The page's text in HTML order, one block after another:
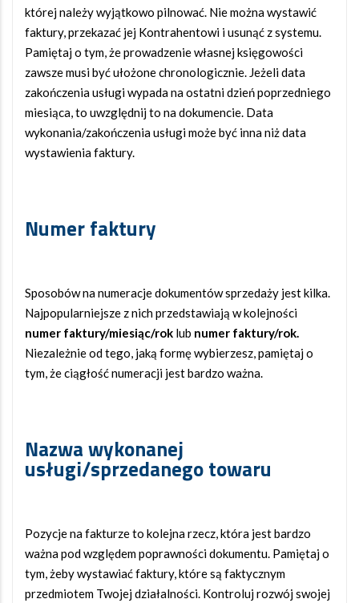
której należy wyjątkowo pilnować. Nie można wystawić
faktury, przekazać jej Kontrahentowi i usunąć z systemu.
Pamiętaj o tym, że prowadzenie własnej księgowości
zawsze musi być ułożone chronologicznie. Jeżeli data
zakończenia usługi wypada na ostatni dzień poprzedniego
miesiąca, to uwzględnij to na dokumencie. Data
wykonania/zakończenia usługi może być inna niż data
wystawienia faktury.
Numer faktury
Sposobów na numeracje dokumentów sprzedaży jest kilka.
Najpopularniejsze z nich przedstawiają w kolejności
numer faktury/miesiąc/rok lub numer faktury/rok.
Niezależnie od tego, jaką formę wybierzesz, pamiętaj o
tym, że ciągłość numeracji jest bardzo ważna.
Nazwa wykonanej
usługi/sprzedanego towaru
Pozycje na fakturze to kolejna rzecz, która jest bardzo
ważna pod względem poprawności dokumentu. Pamiętaj o
tym, żeby wystawiać faktury, które są faktycznym
przedmiotem Twojej działalności. Kontroluj rozwój swojej